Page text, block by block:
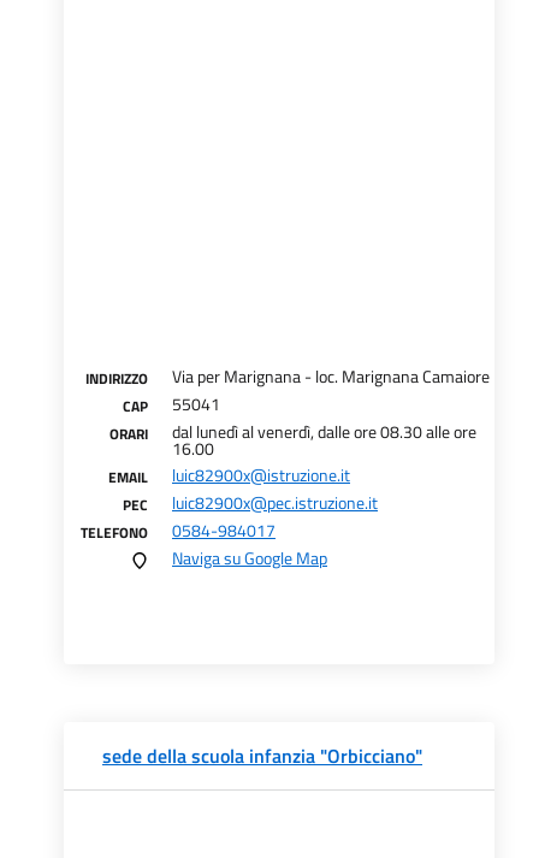
INDIRIZZO Via per Marignana - loc. Marignana Camaiore
CAP 55041
ORARI dal lunedì al venerdì, dalle ore 08.30 alle ore
16.00
EMAIL luic82900x@istruzione.it
PEC luic82900x@pec.istruzione.it
TELEFONO
0584-984017
Naviga su Google Map
sede della scuola infanzia "Orbicciano"